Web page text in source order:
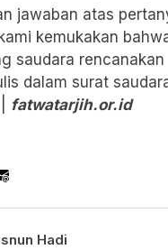
jawaban atas
kemukakan
saudara rencanakan
dalam surat
fatwatarjih.or.id
Hadi